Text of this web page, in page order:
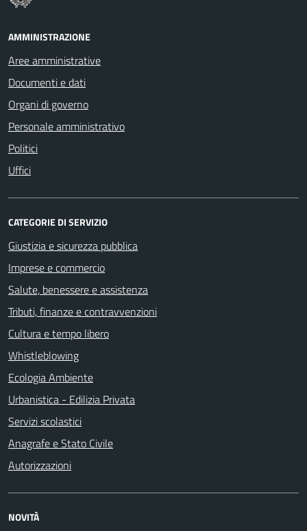
AMMINISTRAZIONE
Aree amministrative
Documenti e dati
Organi di governo
Personale amministrativo
Politici
Uffici
CATEGORIE DI SERVIZIO
Giustizia e sicurezza pubblica
Imprese e commercio
Salute, benessere e assistenza
Tributi, finanze e contravvenzioni
Cultura e tempo libero
Whistleblowing
Ecologia Ambiente
Urbanistica - Edilizia Privata
Servizi scolastici
Anagrafe e Stato Civile
Autorizzazioni
NOVITÀ